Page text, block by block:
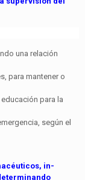
una relación
para mantener o
para la
según el
in­